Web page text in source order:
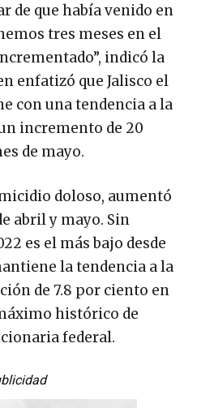
de que había venido en
tres meses en el
indicó la
enfatizó que Jalisco el
con una tendencia a la
incremento de 20
de mayo.
doloso, aumentó
abril y mayo. Sin
es el más bajo desde
la tendencia a la
de 7.8 por ciento en
histórico de
federal.